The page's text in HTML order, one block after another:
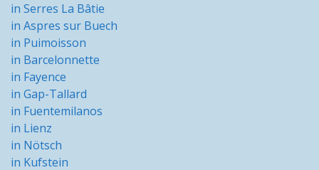
in Serres La Bâtie
in Aspres sur Buech
in Puimoisson
in Barcelonnette
in Fayence
in Gap-Tallard
in Fuentemilanos
in Lienz
in Nötsch
in Kufstein